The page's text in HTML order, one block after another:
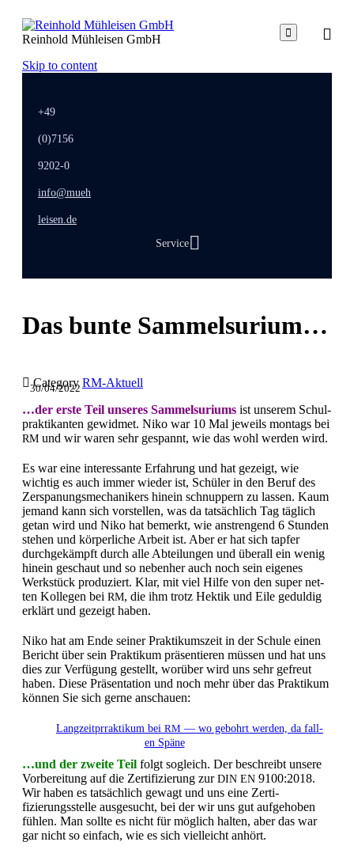
Reinhold Mühleisen GmbH 
Skip to content
+49
(0)7156
9202-0
info@mueh
leisen.de
Service
Das bunte Sammelsurium…
 CategoryRM-Aktuell
30/04/2022
…der erste Teil unseres Sam­mel­suri­ums ist unserem Schul­
prak­tikan­ten gewid­met. Niko war 10 Mal jew­eils mon­tags bei
RM und wir waren sehr ges­pan­nt, wie das wohl wer­den wird.
Es war eine inter­es­sante Erfahrung und hat gezeigt, wie
wichtig es auch immer wieder ist, Schüler in den Beruf des
Zerspanungsmechanikers hinein schnup­pern zu lassen. Kaum
jemand kann sich vorstellen, was da tat­säch­lich Tag täglich
getan wird und Niko hat bemerkt, wie anstren­gend 6 Stun­den
ste­hen und kör­per­liche Arbeit ist. Aber er hat sich tapfer
durchgekämpft durch alle Abteilun­gen und über­all ein wenig
hinein geschaut und so neben­her auch noch sein eigenes
Werk­stück pro­duziert. Klar, mit viel Hil­fe von den super net­
ten Kol­le­gen bei RM, die ihm trotz Hek­tik und Eile geduldig
erk­lärt und gezeigt haben.
Niko hat am Ende sein­er Prak­tikum­szeit in der Schule einen
Bericht über sein Prak­tikum präsen­tieren müssen und hat uns
dies zur Ver­fü­gung gestellt, worüber wird uns sehr gefreut
haben. Diese Präsen­ta­tion und noch mehr über das Prak­tikum
kön­nen Sie sich gerne anschauen:
Langzeit­prrak­tikum bei RM — wo gebohrt wer­den, da fall­
en Späne
…und der zweite Teil fol­gt sogle­ich. Der beschreibt unsere
Vor­bere­itung auf die Zer­ti­fizierung zurDIN EN 9100:2018.
Wir haben es tat­säch­lich gewagt und uns eine Zer­ti­
fizierungsstelle aus­ge­sucht, bei der wir uns gut aufge­hoben
fühlen. Man sollte es nicht für möglich hal­ten, aber das war
gar nicht so ein­fach, wie es sich vielle­icht anhört.